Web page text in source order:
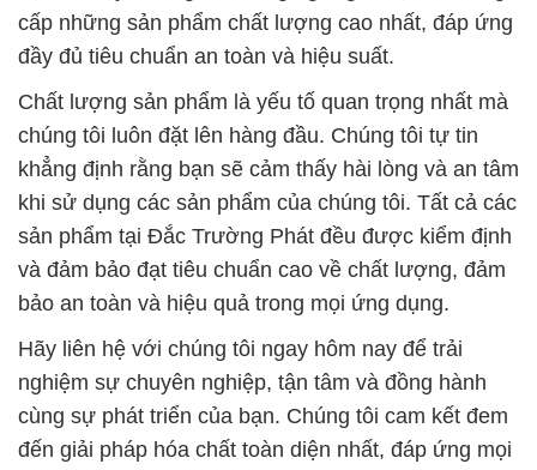
cấp những sản phẩm chất lượng cao nhất, đáp ứng
đầy đủ tiêu chuẩn an toàn và hiệu suất.
Chất lượng sản phẩm là yếu tố quan trọng nhất mà
chúng tôi luôn đặt lên hàng đầu. Chúng tôi tự tin
khẳng định rằng bạn sẽ cảm thấy hài lòng và an tâm
khi sử dụng các sản phẩm của chúng tôi. Tất cả các
sản phẩm tại Đắc Trường Phát đều được kiểm định
và đảm bảo đạt tiêu chuẩn cao về chất lượng, đảm
bảo an toàn và hiệu quả trong mọi ứng dụng.
Hãy liên hệ với chúng tôi ngay hôm nay để trải
nghiệm sự chuyên nghiệp, tận tâm và đồng hành
cùng sự phát triển của bạn. Chúng tôi cam kết đem
đến giải pháp hóa chất toàn diện nhất, đáp ứng mọi